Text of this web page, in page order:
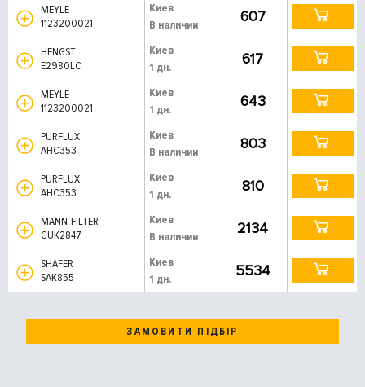
MEYLE
1123200021
Киев
В наличии
607
HENGST
E2980LC
Киев
1 дн.
617
MEYLE
1123200021
Киев
1 дн.
643
PURFLUX
AHC353
Киев
В наличии
803
PURFLUX
AHC353
Киев
1 дн.
810
MANN-FILTER
CUK2847
Киев
В наличии
2134
SHAFER
SAK855
Киев
1 дн.
5534
ЗАМОВИТИ ПІДБІР